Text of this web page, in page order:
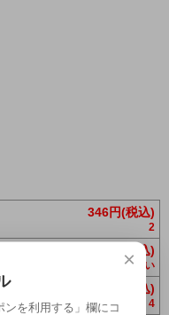
346円(税込)
2
346円(税込)
在庫 0 お問合わせください
346円(税込)
4
×
ンを利用する」欄にコ